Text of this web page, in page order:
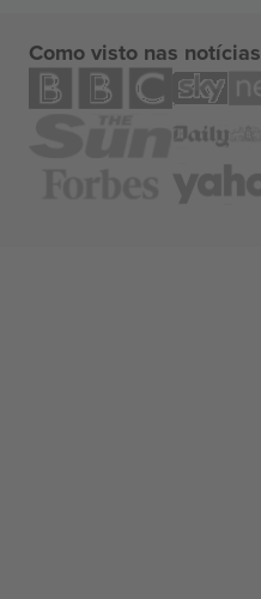
Como visto nas notícias